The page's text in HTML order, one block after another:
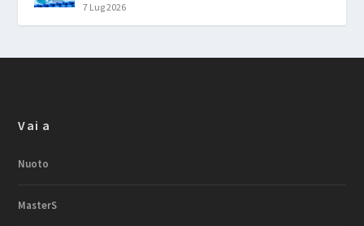
7 Lug 2026
Vai a
Nuoto
MasterS